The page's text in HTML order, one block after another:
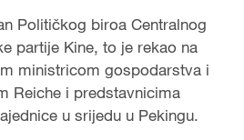
Političkog biroa Centralnog
partije Kine, to je rekao na
ministricom gospodarstva i
Reiche i predstavnicima
u srijedu u Pekingu.